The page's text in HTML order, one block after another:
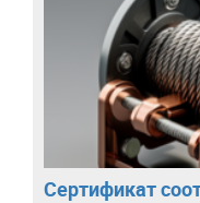
Сертификат